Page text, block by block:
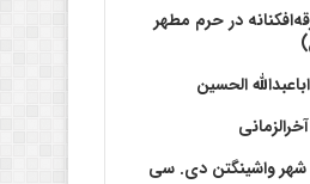
در حرم مطهر
الحسین
واشينگتن دی. سی